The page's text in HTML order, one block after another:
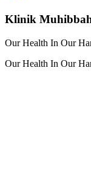
Klinik
Our Health In Our
Our Health In Our